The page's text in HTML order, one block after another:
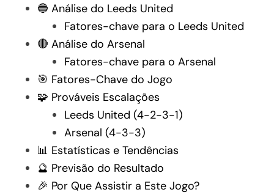
🔵 Análise do Leeds United
Fatores-chave para o Leeds United
🔴 Análise do Arsenal
Fatores-chave para o Arsenal
🎯 Fatores-Chave do Jogo
🧩 Prováveis Escalações
Leeds United (4-2-3-1)
Arsenal (4-3-3)
📊 Estatísticas e Tendências
🔮 Previsão do Resultado
🎉 Por Que Assistir a Este Jogo?